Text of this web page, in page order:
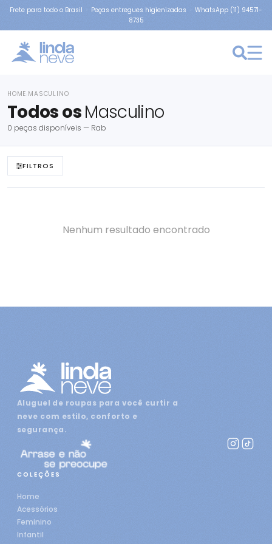
Frete para todo o Brasil · Peças entregues higienizadas · WhatsApp (11) 94571-
8735
HOME MASCULINO
Todos osMasculino
0 peças disponíveis — Rab
FILTROS
Nenhum resultado encontrado
Aluguel de roupas para você curtir a
neve com estilo, conforto e
segurança.
COLEÇÕES
Home
Acessórios
Feminino
Infantil